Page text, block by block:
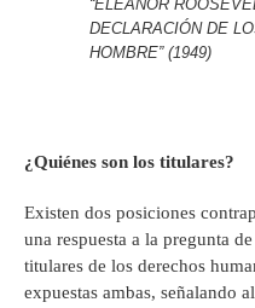
“ELEANOR
DECLARACIÓN DE
HOMBRE” (1949)
¿Quiénes son los titulares?
Existen dos posiciones
una respuesta a la pregunta
titulares de los derechos
expuestas ambas, señalando